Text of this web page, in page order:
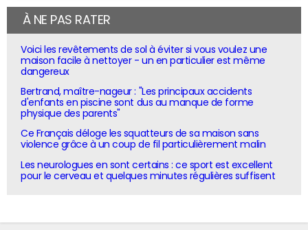
À NE PAS RATER
Voici les revêtements de sol à éviter si vous voulez une
maison facile à nettoyer - un en particulier est même
dangereux
Bertrand, maître-nageur : "Les principaux accidents
d'enfants en piscine sont dus au manque de forme
physique des parents"
Ce Français déloge les squatteurs de sa maison sans
violence grâce à un coup de fil particulièrement malin
Les neurologues en sont certains : ce sport est excellent
pour le cerveau et quelques minutes régulières suffisent